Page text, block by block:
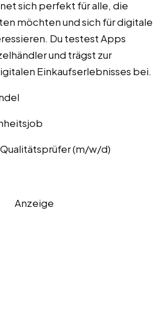
sich perfekt für alle, die
möchten und sich für digitale
Du testest Apps
und trägst zur
Einkaufserlebnisses bei.
(m/w/d)
Anzeige